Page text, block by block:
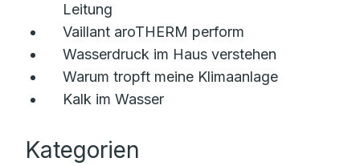
Leitung
Vaillant aroTHERM perform
Wasserdruck im Haus verstehen
Warum tropft meine Klimaanlage
Kalk im Wasser
Kategorien